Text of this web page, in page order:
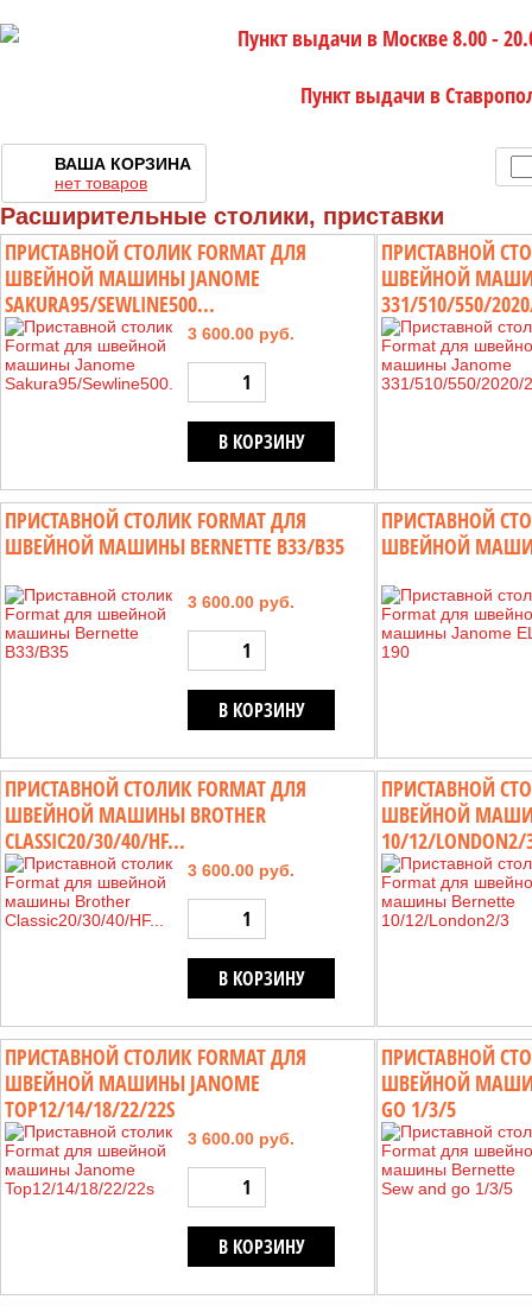
Пункт выдачи в Москве 8.00 -
Пункт выдачи в
ВАША КОРЗИНА
нет товаров
Расширительные столики, приставки
ПРИСТАВНОЙ СТОЛИК FORMAT ДЛЯ
ШВЕЙНОЙ МАШИНЫ JANOME
SAKURA95/SEWLINE500...
3 600.00 руб.
В КОРЗИНУ
ПРИСТАВНОЙ
ШВЕЙНОЙ
331/510/550/
ПРИСТАВНОЙ СТОЛИК FORMAT ДЛЯ
ШВЕЙНОЙ МАШИНЫ BERNETTE B33/B35
3 600.00 руб.
В КОРЗИНУ
ПРИСТАВНОЙ
ШВЕЙНОЙ
ПРИСТАВНОЙ СТОЛИК FORMAT ДЛЯ
ШВЕЙНОЙ МАШИНЫ BROTHER
CLASSIC20/30/40/HF...
3 600.00 руб.
В КОРЗИНУ
ПРИСТАВНОЙ
ШВЕЙНОЙ
10/12/LONDON2/
ПРИСТАВНОЙ СТОЛИК FORMAT ДЛЯ
ШВЕЙНОЙ МАШИНЫ JANOME
TOP12/14/18/22/22S
3 600.00 руб.
В КОРЗИНУ
ПРИСТАВНОЙ
ШВЕЙНОЙ
GO 1/3/5